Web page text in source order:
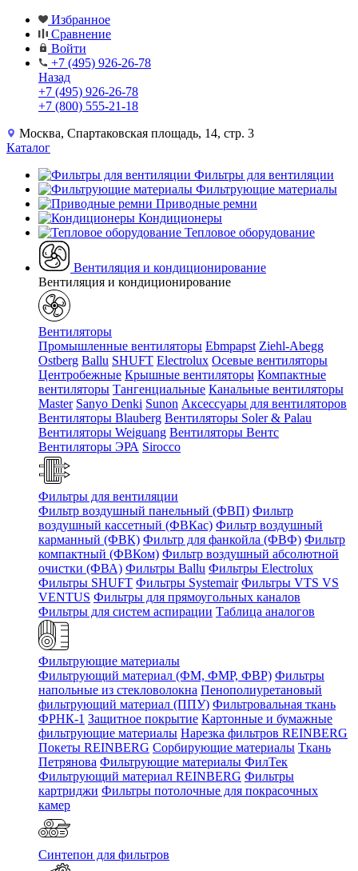
Избранное
Сравнение
Войти
+7 (495) 926-26-78
Назад
+7 (495) 926-26-78
+7 (800) 555-21-18
Москва, Спартаковская площадь, 14, стр. 3
Каталог
Фильтры для вентиляции
Фильтрующие материалы
Приводные ремни
Кондиционеры
Тепловое оборудование
Вентиляция и кондиционирование
Вентиляция и кондиционирование
Вентиляторы
Промышленные вентиляторы Ebmpapst Ziehl-Abegg
Ostberg Ballu SHUFT Electrolux Осевые вентиляторы
Центробежные Крышные вентиляторы Компактные
вентиляторы Тангенциальные Канальные вентиляторы
Master Sanyo Denki Sunon Аксессуары для вентиляторов
Вентиляторы Blauberg Вентиляторы Soler & Palau
Вентиляторы Weiguang Вентиляторы Вентс
Вентиляторы ЭРА Sirocco
Фильтры для вентиляции
Фильтр воздушный панельный (ФВП) Фильтр
воздушный кассетный (ФВКас) Фильтр воздушный
карманный (ФВК) Фильтр для фанкойла (ФВФ) Фильтр
компактный (ФВКом) Фильтр воздушный абсолютной
очистки (ФВА) Фильтры Ballu Фильтры Electrolux
Фильтры SHUFT Фильтры Systemair Фильтры VTS VS
VENTUS Фильтры для прямоугольных каналов
Фильтры для систем аспирации Таблица аналогов
Фильтрующие материалы
Фильтрующий материал (ФМ, ФМР, ФВР) Фильтры
напольные из стекловолокна Пенополиуретановый
фильтрующий материал (ППУ) Фильтровальная ткань
ФРНК-1 Защитное покрытие Картонные и бумажные
фильтрующие материалы Нарезка фильтров REINBERG
Покеты REINBERG Сорбирующие материалы Ткань
Петрянова Фильтрующие материалы ФилТек
Фильтрующий материал REINBERG Фильтры
картриджи Фильтры потолочные для покрасочных
камер
Синтепон для фильтров